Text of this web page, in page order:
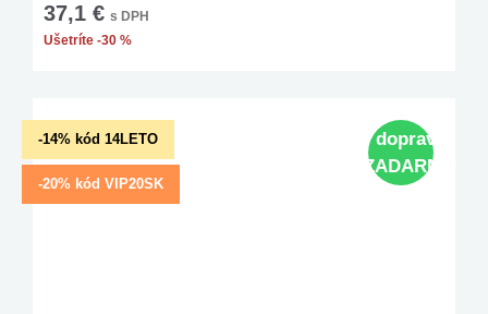
37,1 € s DPH
Ušetríte -30 %
-14% kód 14LETO
-20% kód VIP20SK
doprava
ZADARMO